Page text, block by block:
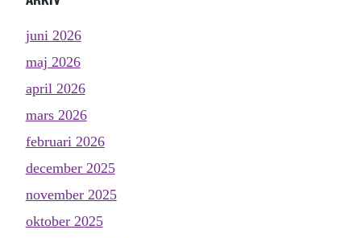
juni 2026
maj 2026
april 2026
mars 2026
februari 2026
december 2025
november 2025
oktober 2025